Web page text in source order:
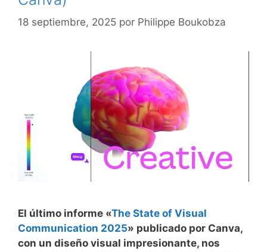
18 septiembre, 2025 por Philippe Boukobza
El último informe «The State of Visual
Communication 2025» publicado por Canva,
con un diseño visual impresionante, nos